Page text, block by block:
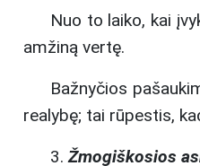
Nuo to laiko, kai
amžiną vertę.
Bažnyčios
realybę; tai rūpestis,
3.Žmogiškosios